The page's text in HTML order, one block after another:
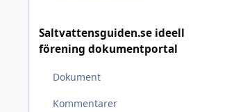
Saltvattensguiden.se ideell
förening dokumentportal
Dokument
Kommentarer